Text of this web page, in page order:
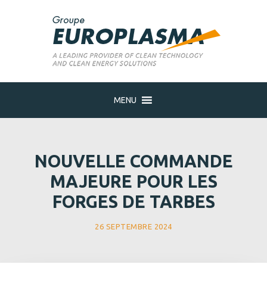
MENU
NOUVELLE COMMANDE
MAJEURE POUR LES
FORGES DE TARBES
26 SEPTEMBRE 2024